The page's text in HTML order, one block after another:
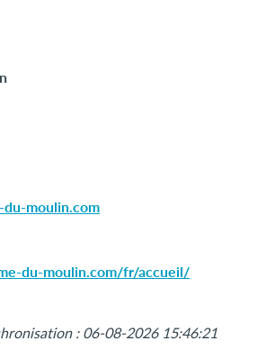
moulin.com
du-moulin.com/fr/accueil/
: 06-08-2026 15:46:21